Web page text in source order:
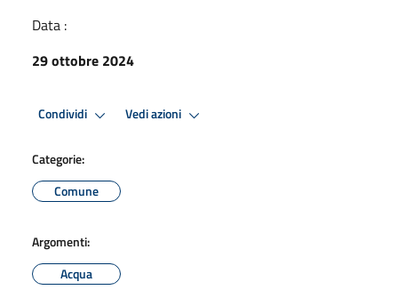
Data :
29 ottobre 2024
Condividi Vedi azioni
Categorie:
Comune
Argomenti:
Acqua